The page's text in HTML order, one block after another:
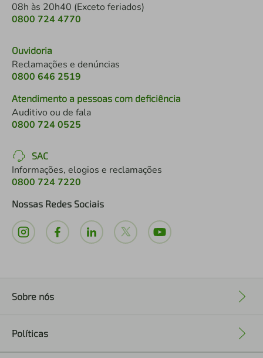
08h às 20h40 (Exceto feriados)
0800 724 4770
Ouvidoria
Reclamações e denúncias
0800 646 2519
Atendimento a pessoas com deficiência
Auditivo ou de fala
0800 724 0525
SAC
Informações, elogios e reclamações
0800 724 7220
Nossas Redes Sociais
Sobre nós
Políticas